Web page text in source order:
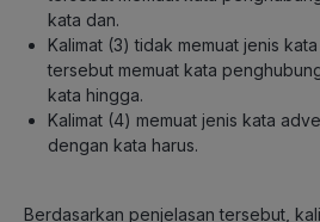
kata dan.
Kalimat (3) tidak memuat jenis
tersebut memuat kata
kata hingga.
Kalimat (4) memuat jenis kata
dengan kata harus.
Berdasarkan penjelasan tersebut,